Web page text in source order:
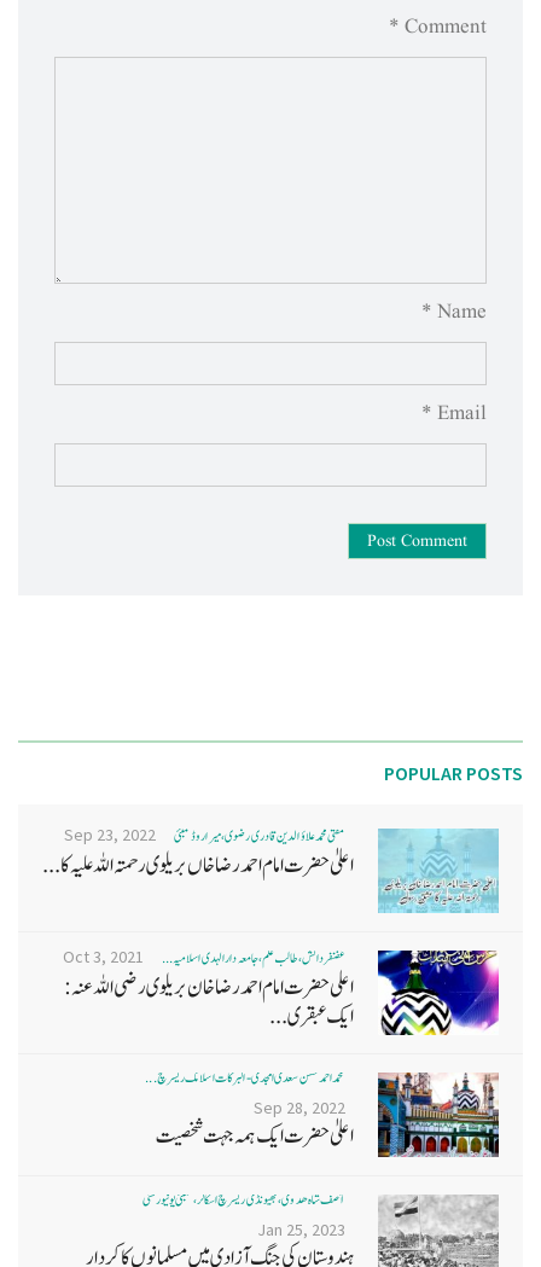
Comment *
Name *
Email *
Post Comment
POPULAR POSTS
مفتی محمد علاؤ الدین قادری رضوی ، میرا روڈ ممبئی Sep 23, 2022
اعلیٰ حضرت امام احمد رضا خاں بر یلو ی رحمتہ اللہ علیہ کا...
غضنفر دانش، طالب علم، جامعہ دارالہدی اسلامیہ ... Oct 3, 2021
اعلی حضرت امام احمد رضا خان بریلوی رضی اللہ عنہ:
ایک عبقری...
محمد احمد حسن سعدی امجدی - البرکات اسلامک ریسرچ ...
Sep 28, 2022
اعلیٰ حضرت ایک ہمہ جہت شخصیت
آصف شاہ ھدوی، بھیونڈی ریسرچ اسکالر، ممبئی یونیورسٹی
Jan 25, 2023
ہندوستان کی جنگ آزادی میں مسلمانوں کا کردار